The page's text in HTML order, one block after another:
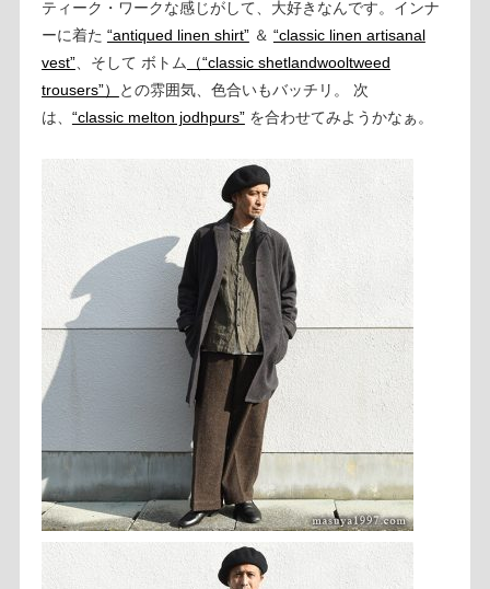
ティーク・ワークな感じがして、大好きなんです。インナ
ーに着た “antiqued linen shirt”＆ “classic linen artisanal
vest”、そして ボトム
（“classic shetlandwooltweed
trousers”）
との雰囲気、色合いもバッチリ。 次
は、 “classic melton jodhpurs”を合わせてみようかなぁ。